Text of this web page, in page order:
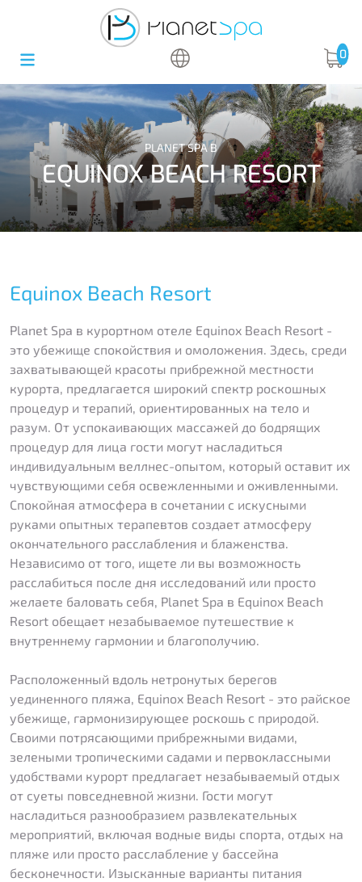
0
PLANET SPA В
EQUINOX BEACH RESORT
Equinox Beach Resort
Planet Spa в курортном отеле Equinox Beach Resort -
это убежище спокойствия и омоложения. Здесь, среди
захватывающей красоты прибрежной местности
курорта, предлагается широкий спектр роскошных
процедур и терапий, ориентированных на тело и
разум. От успокаивающих массажей до бодрящих
процедур для лица гости могут насладиться
индивидуальным веллнес-опытом, который оставит их
чувствующими себя освежленными и оживленными.
Спокойная атмосфера в сочетании с искусными
руками опытных терапевтов создает атмосферу
окончательного расслабления и блаженства.
Независимо от того, ищете ли вы возможность
расслабиться после дня исследований или просто
желаете баловать себя, Planet Spa в Equinox Beach
Resort обещает незабываемое путешествие к
внутреннему гармонии и благополучию.
Расположенный вдоль нетронутых берегов
уединенного пляжа, Equinox Beach Resort - это райское
убежище, гармонизирующее роскошь с природой.
Своими потрясающими прибрежными видами,
зелеными тропическими садами и первоклассными
удобствами курорт предлагает незабываемый отдых
от суеты повседневной жизни. Гости могут
насладиться разнообразием развлекательных
мероприятий, включая водные виды спорта, отдых на
пляже или просто расслабление у бассейна
бесконечности. Изысканные варианты питания